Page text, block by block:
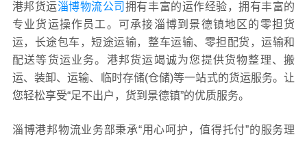
港邦货运淄博物流公司 拥有丰富的运作经验，拥有丰富的
专业货运操作员工。可承接淄博到景德镇地区的零担货
运，长途包车，短途运输，整车运输、零担配货，运输和
配送等货运业务。港邦货运竭诚为您提供货物整理、搬
运、装卸、运输、临时存储(仓储)等一站式的货运服务。让
您轻松享受“足不出户，货到景德镇”的优质服务。
淄博港邦物流业务部秉承“用心呵护，值得托付”的服务理